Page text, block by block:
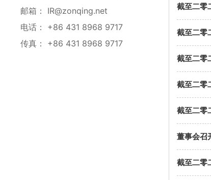
邮箱： IR@zonqing.net
电话： +86 431 8968 9717
传真： +86 431 8968 9717
截至二零
截至二零
截至二零
截至二零
截至二零
董事会召
截至二零